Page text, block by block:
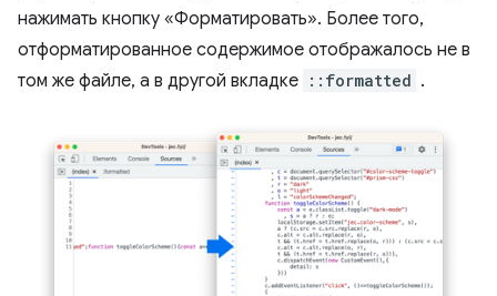
нажимать кнопку «Форматировать». Более того,
отформатированное содержимое отображалось не в
том же файле, а в другой вкладке ::formatted .